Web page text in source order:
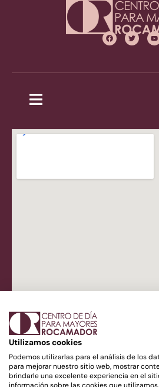
Financiado por la Unión Europea
Utilizamos cookies
Podemos utilizarlas para el análisis de los
para mejorar nuestro sitio web, mostrar
brindarle una excelente experiencia en el